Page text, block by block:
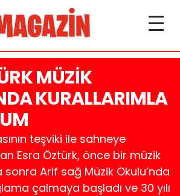
MÜZİK
KURALLARIMLA
teşviki ile sahneye
Esra Öztürk, önce bir müzik
Arif sağ Müzik Okulu’nda
çalmaya başladı ve 30 yılı